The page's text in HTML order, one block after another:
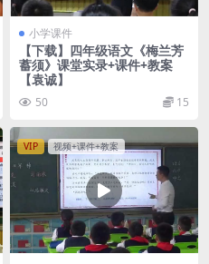
小学课件
【下载】四年级语文《梅兰芳
蓄须》课堂实录+课件+教案
【袁诚】
50 15
VIP 视频+课件+教案